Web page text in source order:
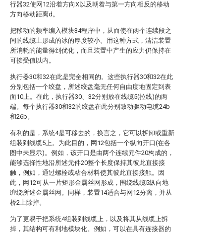
行器32使网12沿着方向X以及朝着与第一方向相反的移动
方向移动距离d。
把移动的频率编入模块34程序中，从而使在两个连续段之
间的线缆上形成的冰的厚度较小。用这种方式，清洁装置
所消耗的能量得到优化，而且装置中产生的应力仍保持在
可接受值以内。
执行器30和32在此是完全相同的。这些执行器30和32在此
分别包括一个绞盘，所述绞盘毫无任何自由度地固定到表
面10上。在此，执行器30、32分别放在线缆5(拉线)的两
端。每个执行器30和32的绞盘在此分别致动驱动电缆24b
和26b。
有利的是，系统4是可移去的，换言之，它可以拆卸或重新
组装到线缆5上。为此目的，网12包括一个纵向开口(在各
图中未显示)。例如，该开口是由两个连续元件20构成的，
能够选择性地沿所述元件20整个长度保持其彼此直接接
触，例如，通过螺栓或粘合材料使其彼此直接接触。因
此，网12可从一片矩形金属丝网形成，围绕线缆5纵向地
缠绕所述金属丝网。同样，装置14适合与网12分离，并从
桥2上除掉。
为了更易于把系统4组装到线缆上，以及将其从线缆上拆
掉，其结构可有利地模块化。例如，可以在具有连接器的